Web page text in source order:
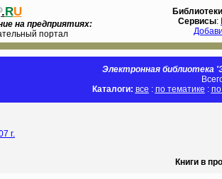
.RU
на предприятиях:
портал
Библиотеки
Сервисы:
Электронная библиотека
Каталоги: все : по тематике :
г.
Книги в